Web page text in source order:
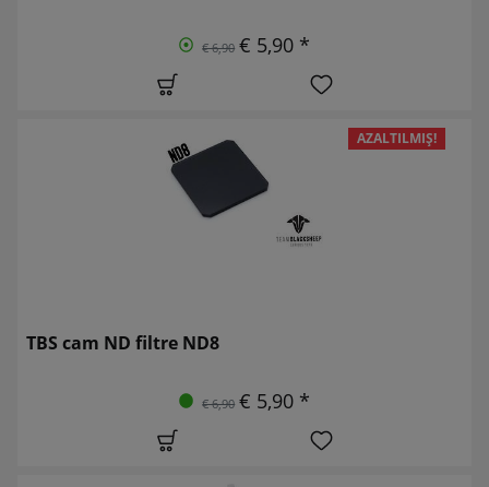
€ 6,90 € 5,90 *
AZALTILMIŞ!
TBS cam ND filtre ND8
€ 6,90 € 5,90 *